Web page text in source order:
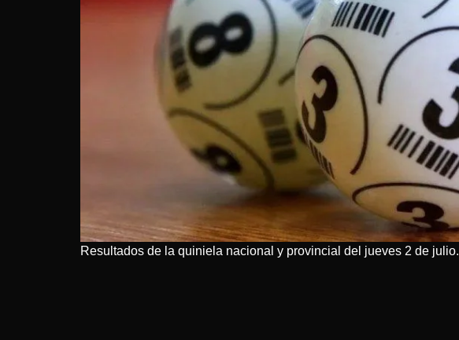
Resultados de la quiniela nacional y provincial del jueves 2 de julio.